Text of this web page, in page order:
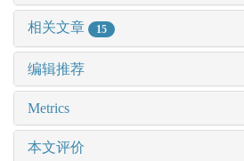
相关文章 15
编辑推荐
Metrics
本文评价